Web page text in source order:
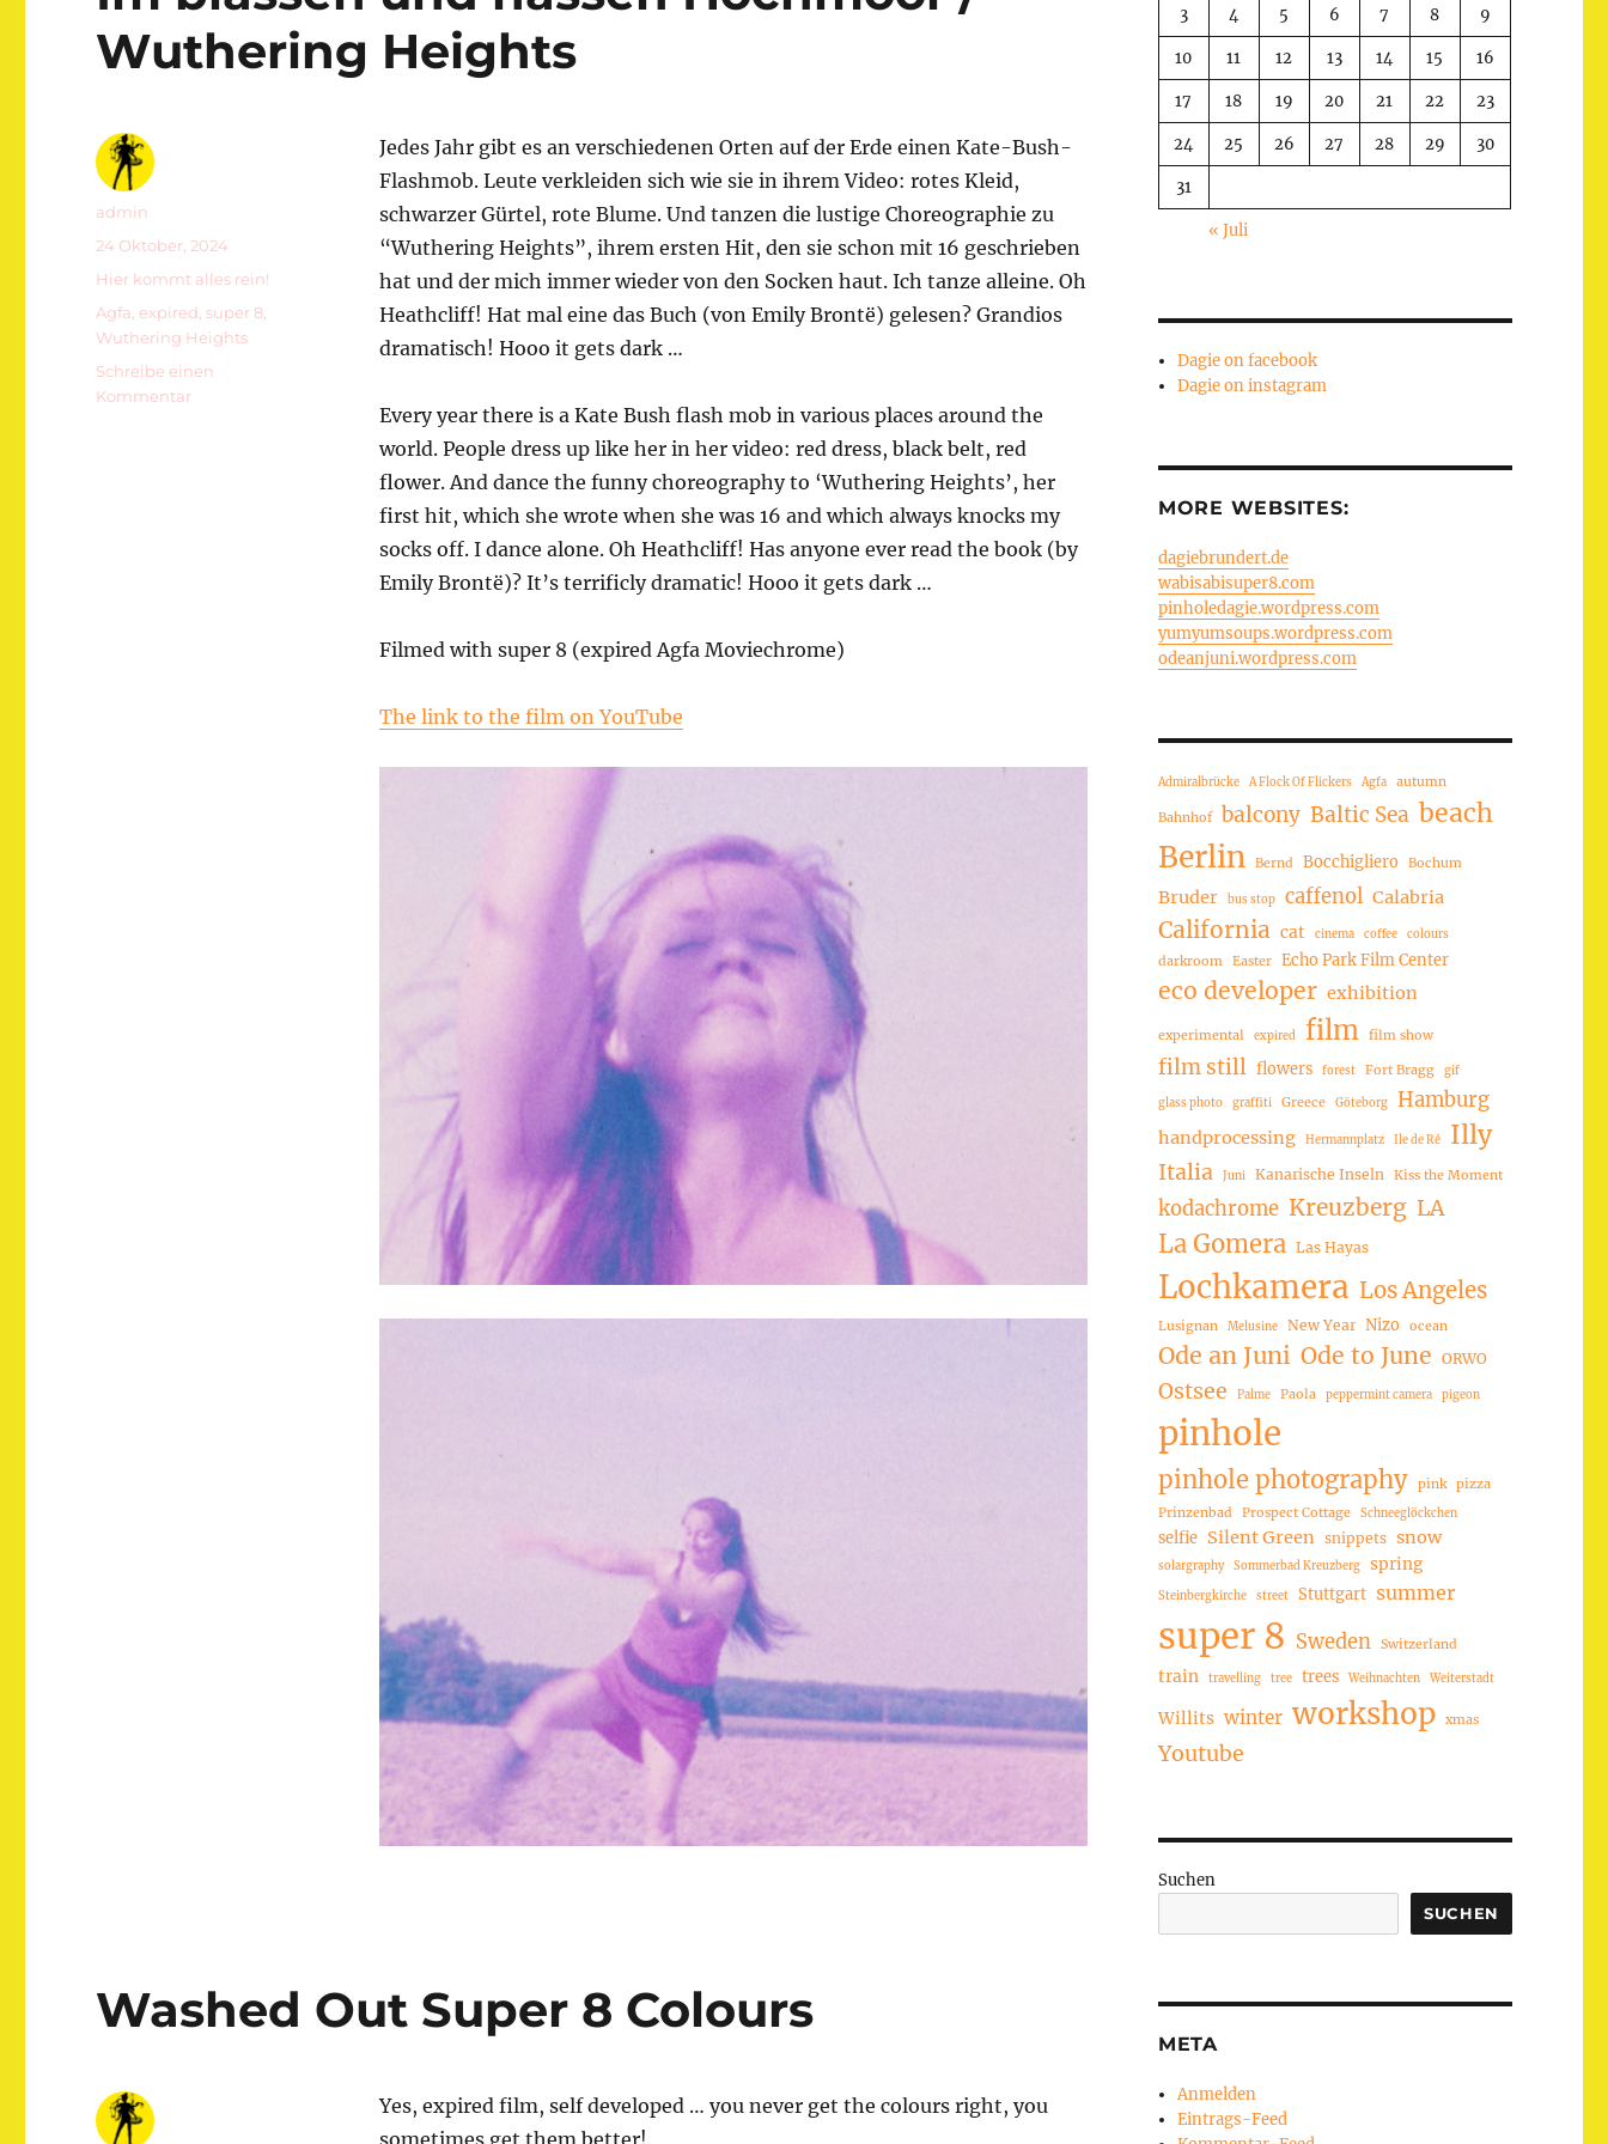
Wuthering Heights
Jedes Jahr gibt es an verschiedenen Orten auf der Erde einen Kate-Bush-
Flashmob. Leute verkleiden sich wie sie in ihrem Video: rotes Kleid,
schwarzer Gürtel, rote Blume. Und tanzen die lustige Choreographie zu
“Wuthering Heights”, ihrem ersten Hit, den sie schon mit 16 geschrieben
hat und der mich immer wieder von den Socken haut. Ich tanze alleine. Oh
Heathcliff! Hat mal eine das Buch (von Emily Brontë) gelesen? Grandios
dramatisch! Hooo it gets dark …
Every year there is a Kate Bush flash mob in various places around the
world. People dress up like her in her video: red dress, black belt, red
flower. And dance the funny choreography to ‘Wuthering Heights’, her
first hit, which she wrote when she was 16 and which always knocks my
socks off. I dance alone. Oh Heathcliff! Has anyone ever read the book (by
Emily Brontë)? It’s terrificly dramatic! Hooo it gets dark …
Filmed with super 8 (expired Agfa Moviechrome)
The link to the film on YouTube
Autor
admin
Veröffentlicht
am
24 Oktober, 2024
Kategorien
Hier kommt alles rein!
Schlagwörter
Agfa expired super 8
Wuthering Heights
Schreibe einen
Kommentarzu
Washed Out Super 8 Colours
Yes, expired film, self developed … you never get the colours right, you
3 4 5 6 7 8 9
10 11 12 13 14 15 16
17 18 19 20 21 22 23
24 25 26 27 28 29 30
31
« Juli
Dagie on facebook
Dagie on instagram
MORE WEBSITES:
dagiebrundert.de
wabisabisuper8.com
pinholedagie.wordpress.com
yumyumsoups.wordpress.com
odeanjuni.wordpress.com
Admiralbrücke A Flock Of Flickers Agfa autumn
Bahnhof balcony Baltic Sea beach
Berlin Bernd Bocchigliero Bochum
Bruder bus stop caffenol Calabria
California cat cinema coffee colours
darkroom Easter Echo Park Film Center
eco developer exhibition
experimental expired film film show
film still flowers forest Fort Bragg gif
glass photo graffiti Greece Göteborg Hamburg
handprocessing Hermannplatz Ile de Ré Illy
Italia Juni Kanarische Inseln Kiss the Moment
kodachrome Kreuzberg LA
La Gomera Las Hayas
Lochkamera Los Angeles
Lusignan Melusine New Year Nizo ocean
Ode an Juni Ode to June ORWO
Ostsee Palme Paola peppermint camera pigeon
pinhole
pinhole photography pink pizza
Prinzenbad
Prospect Cottage Schneeglöckchen
selfie Silent Green snippets snow
solargraphy Sommerbad Kreuzberg spring
Steinbergkirche street Stuttgart summer
super 8 Sweden Switzerland
train travelling tree trees Weihnachten Weiterstadt
Willits winter workshop xmas
Youtube
Suchen
SUCHEN
META
Anmelden
Eintrags-Feed